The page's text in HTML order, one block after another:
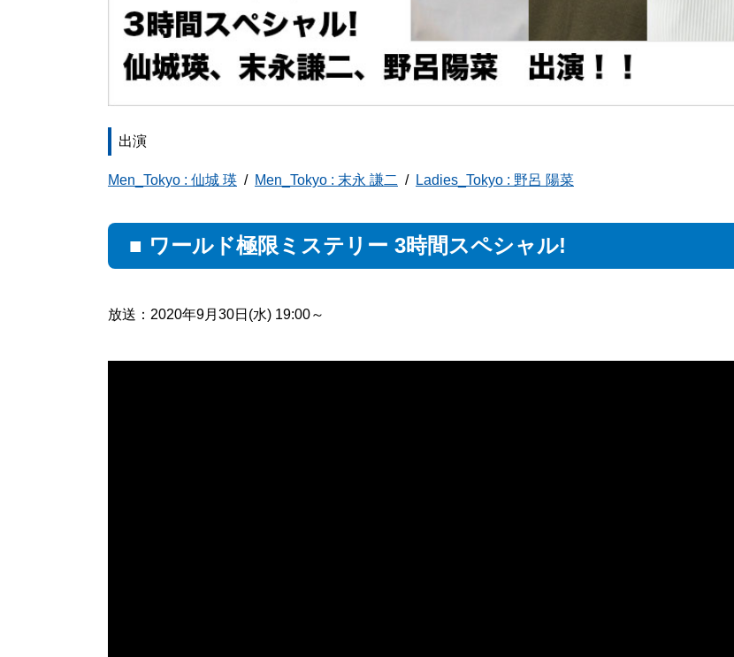
出演
Men_Tokyo : 仙城 瑛 Men_Tokyo : 末永 謙二 Ladies_Tokyo : 野呂 陽菜
■ ワールド極限ミステリー 3時間スペシャル!
放送：2020年9月30日(水) 19:00～